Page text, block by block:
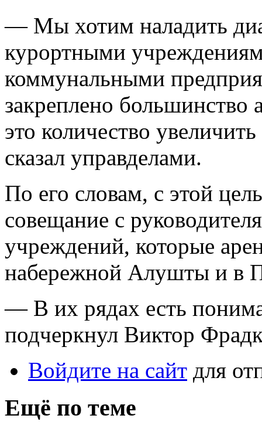
— Мы хотим наладить
курортными
коммунальными
закреплено
это количество
сказал управделами.
По его словам, с этой
совещание с
учреждений, которые
набережной Алушты и в
— В их рядах есть
подчеркнул Виктор
Войдите на сайт для
Ещё по теме